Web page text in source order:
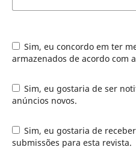
Sim, eu concordo em ter meus dados coletados e
armazenados de acordo com a
Sim, eu gostaria de ser notificado(a) de publicações e
anúncios novos.
Sim, eu gostaria de receber solicitações para avaliar
submissões para esta revista.